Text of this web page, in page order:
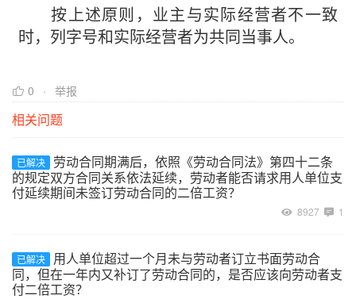
按上述原则，业主与实际经营者不一致
时，列字号和实际经营者为共同当事人。
0 举报
相关问题
已解决
劳动合同期满后，依照《劳动合同法》第四十二条
的规定双方合同关系依法延续，劳动者能否请求用人单位支
付延续期间未签订劳动合同的二倍工资？
8927 1
已解决
用人单位超过一个月未与劳动者订立书面劳动合
同，但在一年内又补订了劳动合同的，是否应该向劳动者支
付二倍工资？